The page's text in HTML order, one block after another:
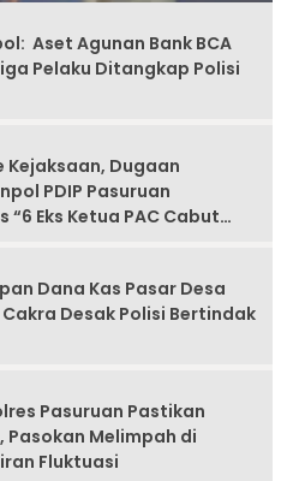
Aset Agunan Bank BCA
Pelaku Ditangkap Polisi
Kejaksaan, Dugaan
PDIP Pasuruan
Eks Ketua PAC Cabut
Dana Kas Pasar Desa
Desak Polisi Bertindak
Pasuruan Pastikan
Pasokan Melimpah di
Fluktuasi